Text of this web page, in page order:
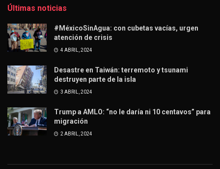
Últimas noticias
#MéxicoSinAgua: con cubetas vacías, urgen
atención de crisis
4 ABRIL, 2024
Desastre en Taiwán: terremoto y tsunami
destruyen parte de la isla
3 ABRIL, 2024
Trump a AMLO: “no le daría ni 10 centavos” para
migración
2 ABRIL, 2024